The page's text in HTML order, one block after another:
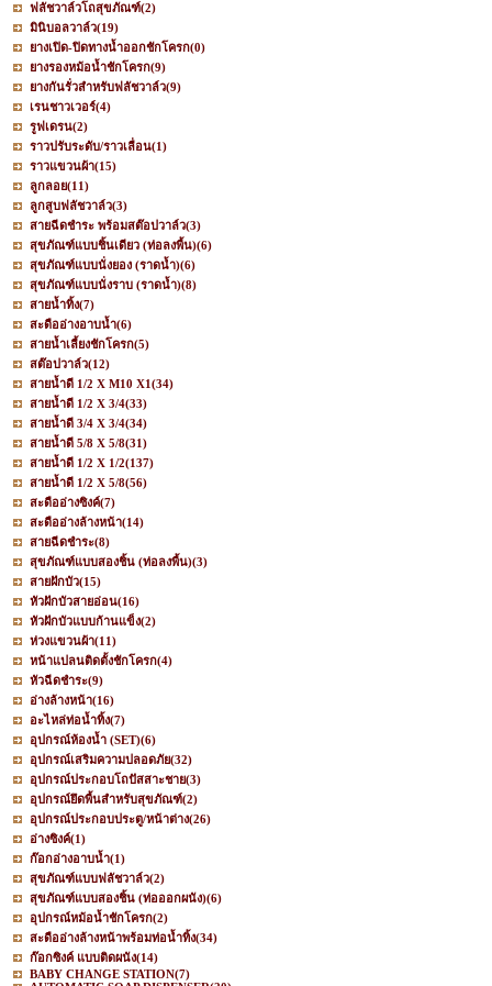
ฟลัชวาล์วโถสุขภัณฑ์(2)
มินิบอลวาล์ว(19)
ยางเปิด-ปิดทางน้ำออกชักโครก(0)
ยางรองหม้อน้ำชักโครก(9)
ยางกันรั่วสำหรับฟลัชวาล์ว(9)
เรนชาวเวอร์(4)
รูฟเดรน(2)
ราวปรับระดับ/ราวเลื่อน(1)
ราวแขวนผ้า(15)
ลูกลอย(11)
ลูกสูบฟลัชวาล์ว(3)
สายฉีดชำระ พร้อมสต๊อปวาล์ว(3)
สุขภัณฑ์แบบชิ้นเดียว (ท่อลงพื้น)(6)
สุขภัณฑ์แบบนั่งยอง (ราดน้ำ)(6)
สุขภัณฑ์แบบนั่งราบ (ราดน้ำ)(8)
สายน้ำทิ้ง(7)
สะดืออ่างอาบน้ำ(6)
สายน้ำเลี้ยงชักโครก(5)
สต๊อปวาล์ว(12)
สายน้ำดี 1/2 X M10 X1(34)
สายน้ำดี 1/2 X 3/4(33)
สายน้ำดี 3/4 X 3/4(34)
สายน้ำดี 5/8 X 5/8(31)
สายน้ำดี 1/2 X 1/2(137)
สายน้ำดี 1/2 X 5/8(56)
สะดืออ่างซิงค์(7)
สะดืออ่างล้างหน้า(14)
สายฉีดชำระ(8)
สุขภัณฑ์แบบสองชิ้น (ท่อลงพื้น)(3)
สายฝักบัว(15)
หัวฝักบัวสายอ่อน(16)
หัวฝักบัวแบบก้านแข็ง(2)
ห่วงแขวนผ้า(11)
หน้าแปลนติดตั้งชักโครก(4)
หัวฉีดชำระ(9)
อ่างล้างหน้า(16)
อะไหล่ท่อน้ำทิ้ง(7)
อุปกรณ์ห้องน้ำ (SET)(6)
อุปกรณ์เสริมความปลอดภัย(32)
อุปกรณ์ประกอบโถปัสสาะชาย(3)
อุปกรณ์ยึดพื้นสำหรับสุขภัณฑ์(2)
อุปกรณ์ประกอบประตู/หน้าต่าง(26)
อ่างซิงค์(1)
ก๊อกอ่างอาบน้ำ(1)
สุขภัณฑ์แบบฟลัชวาล์ว(2)
สุขภัณฑ์แบบสองชิ้น (ท่อออกผนัง)(6)
อุปกรณ์หม้อน้ำชักโครก(2)
สะดืออ่างล้างหน้าพร้อมท่อน้ำทิ้ง(34)
ก๊อกซิงค์ แบบติดผนัง(14)
BABY CHANGE STATION(7)